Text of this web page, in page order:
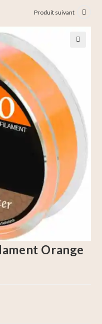
Produit suivant
Orange